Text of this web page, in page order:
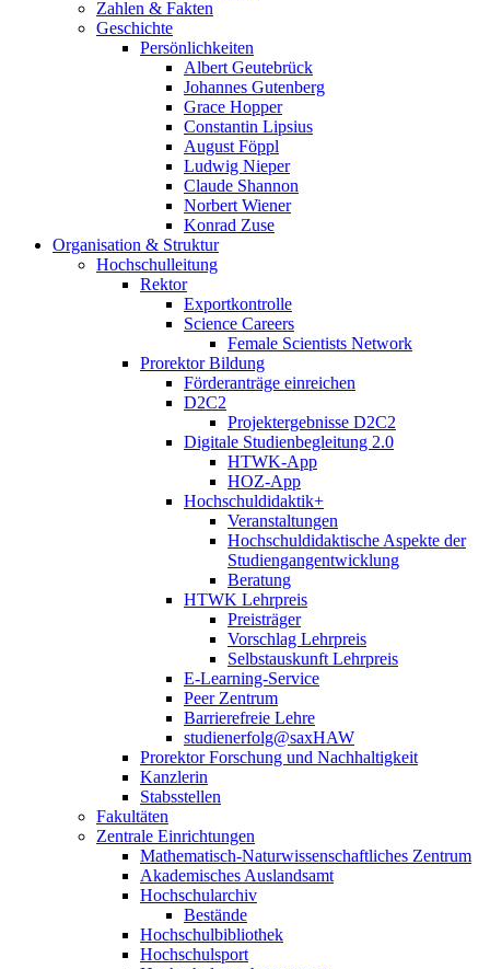
Zahlen & Fakten
Geschichte
Persönlichkeiten
Albert Geutebrück
Johannes Gutenberg
Grace Hopper
Constantin Lipsius
August Föppl
Ludwig Nieper
Claude Shannon
Norbert Wiener
Konrad Zuse
Organisation & Struktur
Hochschulleitung
Rektor
Exportkontrolle
Science Careers
Female Scientists Network
Prorektor Bildung
Förderanträge einreichen
D2C2
Projektergebnisse D2C2
Digitale Studienbegleitung 2.0
HTWK-App
HOZ-App
Hochschuldidaktik+
Veranstaltungen
Hochschuldidaktische Aspekte der
Studiengangentwicklung
Beratung
HTWK Lehrpreis
Preisträger
Vorschlag Lehrpreis
Selbstauskunft Lehrpreis
E-Learning-Service
Peer Zentrum
Barrierefreie Lehre
studienerfolg@saxHAW
Prorektor Forschung und Nachhaltigkeit
Kanzlerin
Stabsstellen
Fakultäten
Zentrale Einrichtungen
Mathematisch-Naturwissenschaftliches Zentrum
Akademisches Auslandsamt
Hochschularchiv
Bestände
Hochschulbibliothek
Hochschulsport